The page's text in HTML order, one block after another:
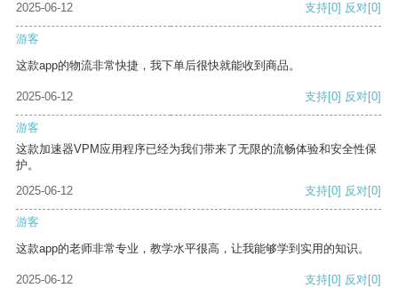
2025-06-12 支持[0] 反对[0]
游客
这款app的物流非常快捷，我下单后很快就能收到商品。
2025-06-12 支持[0] 反对[0]
游客
这款加速器VPM应用程序已经为我们带来了无限的流畅体验和安全性保
护。
2025-06-12
支持[0] 反对[0]
游客
这款app的老师非常专业，教学水平很高，让我能够学到实用的知识。
2025-06-12 支持[0] 反对[0]